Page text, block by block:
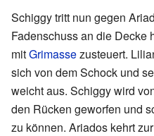
Schiggy tritt nun gegen
Fadenschuss an die Decke
mitGrimassezusteuert.
sich von dem Schock und
weicht aus. Schiggy wird
den Rücken geworfen und
zu können. Ariados kehrt